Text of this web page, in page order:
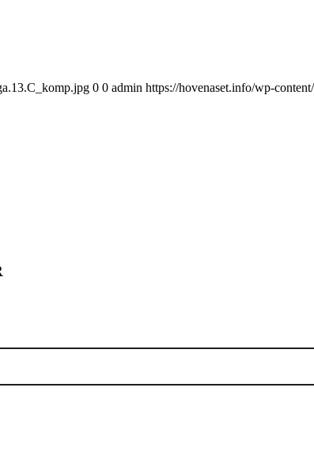
0 0 admin https://hovenaset.info/wp-